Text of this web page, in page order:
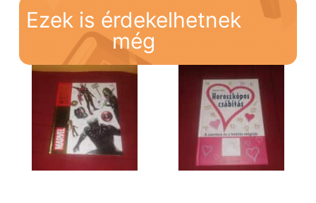
Ezek is érdekelhetnek
még